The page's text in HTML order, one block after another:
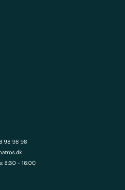
98 98 98
8:30 - 16:00